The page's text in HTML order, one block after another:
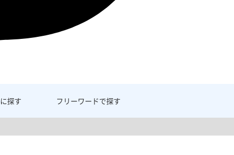
に探す フリーワードで探す